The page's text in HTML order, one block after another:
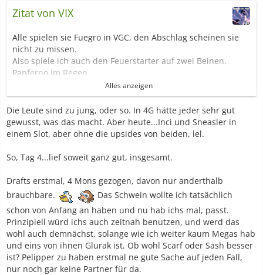
Zitat von VIX
Alle spielen sie Fuegro in VGC, den Abschlag scheinen sie
nicht zu missen.
Also spiele ich auch den Feuerstarter auf zwei Beinen.
Panferno im Regen.
Da gucken Primarenaspieler dumm aus der Wäsche, wenn
sie dank Panfernos Trugträne geoneshottet werden.
Oder mein Affe generell zwei Nahkämpfe reindonnert, ehe
sie auch ihn als Gefahr wahrnehmen und dann am
Fokusgurt scheitern.
Generell ist es ein klein wenig vorteilhaft, was zu spielen,
paar aufgeben lassen xD
Bisher hat’s für Hyperball 2 gereicht. Hoffe, dass ich heute
noch Meisterball knacke.
Alles anzeigen
Die Leute sind zu jung, oder so. In 4G hätte jeder sehr gut
gewusst, was das macht. Aber heute...Inci und Sneasler in
einem Slot, aber ohne die upsides von beiden, lel.
So, Tag 4...lief soweit ganz gut, insgesamt.
Drafts erstmal, 4 Mons gezogen, davon nur anderthalb
brauchbare.
Das Schwein wollte ich tatsächlich
schon von Anfang an haben und nu hab ichs mal, passt.
Prinzipiell würd ichs auch zeitnah benutzen, und werd das
wohl auch demnächst, solange wie ich weiter kaum Megas hab
und eins von ihnen Glurak ist. Ob wohl Scarf oder Sash besser
ist? Pelipper zu haben erstmal ne gute Sache auf jeden Fall,
nur noch gar keine Partner für da.